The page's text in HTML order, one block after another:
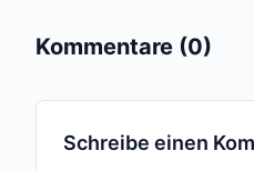
Kommentare (0)
Schreibe einen